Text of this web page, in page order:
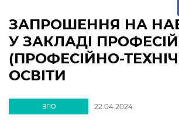
ЗАПРОШЕННЯ НА
У ЗАКЛАДІ
(ПРОФЕСІЙНО-
ОСВІТИ
ВПО 22.04.2024